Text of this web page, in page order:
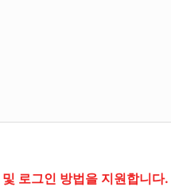
로그인 방법을 지원합니다.